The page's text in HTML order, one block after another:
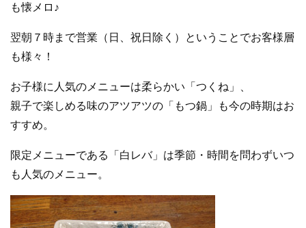
も懐メロ♪
翌朝７時まで営業（日、祝日除く）ということでお客様層
も様々！
お子様に人気のメニューは柔らかい「つくね」、
親子で楽しめる味のアツアツの「もつ鍋」も今の時期はお
すすめ。
限定メニューである「白レバ」は季節・時間を問わずいつ
も人気のメニュー。